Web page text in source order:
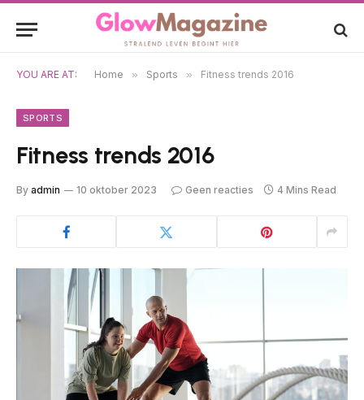
YOU ARE AT: Home » Sports » Fitness trends 2016
SPORTS
Fitness trends 2016
By admin 10 oktober 2023 Geen reacties 4 Mins Read